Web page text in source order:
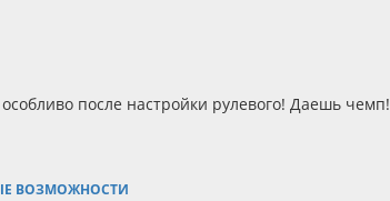
после настройки рулевого! Даешь чемп!
ВОЗМОЖНОСТИ